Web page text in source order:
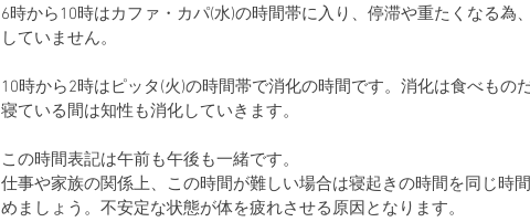
6時から10時はカファ・カパ(水)の時間帯に入り、停滞や重たくなる為
していません。
10時から2時はピッタ(火)の時間帯で消化の時間です。消化は食べもの
寝ている間は知性も消化していきます。
この時間表記は午前も午後も一緒です。
仕事や家族の関係上、この時間が難しい場合は寝起きの時間を同じ時
めましょう。不安定な状態が体を疲れさせる原因となります。